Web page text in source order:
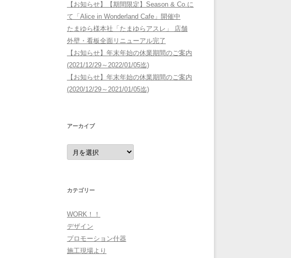
【お知らせ】【期間限定】Season & Co.に
て「Alice in Wonderland Cafe」開催中
たまゆら様本社「たまゆらアスレ」 店舗
外壁・看板全面リニューアル完了
【お知らせ】年末年始の休業期間のご案内
(2021/12/29～2022/01/05迄)
【お知らせ】年末年始の休業期間のご案内
(2020/12/29～2021/01/05迄)
アーカイブ
ア
ー
カ
カテゴリー
WORK！！
デザイン
プロモーション什器
施工現場より